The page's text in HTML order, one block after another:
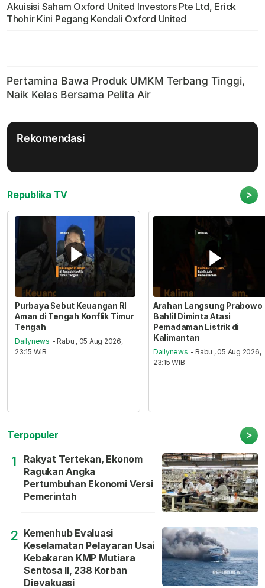
Akuisisi Saham Oxford United Investors Pte Ltd, Erick
Thohir Kini Pegang Kendali Oxford United
Rekomendasi
Republika TV >
Purbaya Sebut Keuangan RI
Aman di Tengah Konflik Timur
Tengah
Dailynews - Rabu , 05 Aug 2026,
23:15 WIB
Arahan Langsung Prabowo
Bahlil Diminta Atasi
Pemadaman Listrik di
Kalimantan
Dailynews - Rabu , 05 Aug 2026,
23:15 WIB
Terpopuler >
1
Rakyat Tertekan, Ekonom
Ragukan Angka
Pertumbuhan Ekonomi Versi
Pemerintah
2 Kemenhub Evaluasi
Keselamatan Pelayaran Usai
Kebakaran KMP Mutiara
Sentosa II, 238 Korban
Dievakuasi